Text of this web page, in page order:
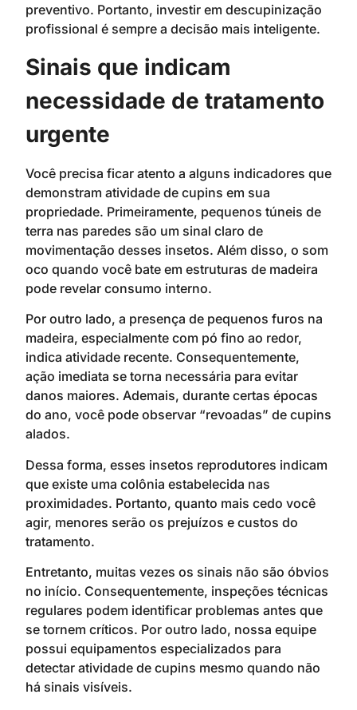
preventivo. Portanto, investir em descupinização
profissional é sempre a decisão mais inteligente.
Sinais que indicam
necessidade de tratamento
urgente
Você precisa ficar atento a alguns indicadores que
demonstram atividade de cupins em sua
propriedade. Primeiramente, pequenos túneis de
terra nas paredes são um sinal claro de
movimentação desses insetos. Além disso, o som
oco quando você bate em estruturas de madeira
pode revelar consumo interno.
Por outro lado, a presença de pequenos furos na
madeira, especialmente com pó fino ao redor,
indica atividade recente. Consequentemente,
ação imediata se torna necessária para evitar
danos maiores. Ademais, durante certas épocas
do ano, você pode observar “revoadas” de cupins
alados.
Dessa forma, esses insetos reprodutores indicam
que existe uma colônia estabelecida nas
proximidades. Portanto, quanto mais cedo você
agir, menores serão os prejuízos e custos do
tratamento.
Entretanto, muitas vezes os sinais não são óbvios
no início. Consequentemente, inspeções técnicas
regulares podem identificar problemas antes que
se tornem críticos. Por outro lado, nossa equipe
possui equipamentos especializados para
detectar atividade de cupins mesmo quando não
há sinais visíveis.